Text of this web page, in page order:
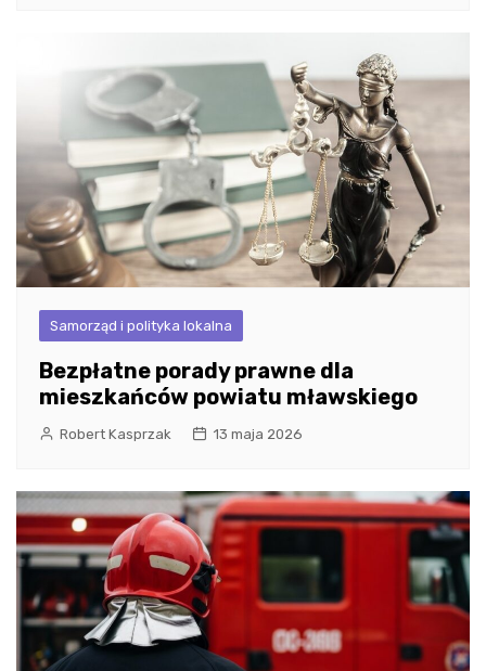
Samorząd i polityka lokalna
Bezpłatne porady prawne dla
mieszkańców powiatu mławskiego
Robert Kasprzak 13 maja 2026